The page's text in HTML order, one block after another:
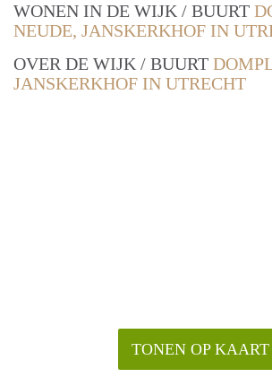
WONEN IN DE WIJK / BUURT
NEUDE, JANSKERKHOF IN
OVER DE WIJK / BUURT
JANSKERKHOF IN UTRECHT
TONEN OP KAART